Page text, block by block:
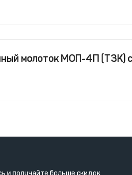
молоток МОП-4П (ТЗК)
и получайте больше скидок